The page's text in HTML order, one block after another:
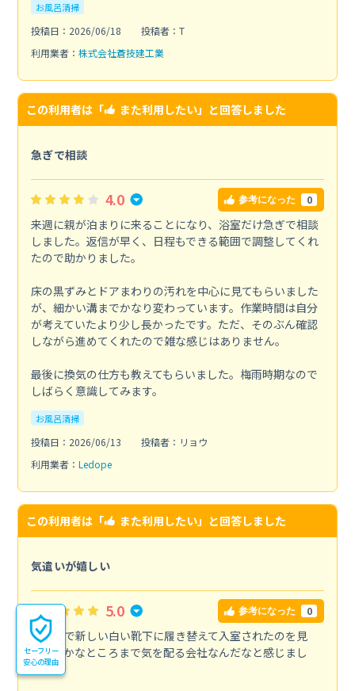
お風呂清掃
投稿日：2026/06/18
投稿者：T
利用業者： 株式会社蒼技建工業
この利用者は「 また利用したい」と回答しました
急ぎで相談
4.0 参考になった 0
来週に親が泊まりに来ることになり、浴室だけ急ぎで相談
しました。返信が早く、日程もできる範囲で調整してくれ
たので助かりました。
床の黒ずみとドアまわりの汚れを中心に見てもらいました
が、細かい溝までかなり変わっています。作業時間は自分
が考えていたより少し長かったです。ただ、そのぶん確認
しながら進めてくれたので雑な感じはありません。
最後に換気の仕方も教えてもらいました。梅雨時期なので
しばらく意識してみます。
お風呂清掃
投稿日：2026/06/13
投稿者：リョウ
利用業者： Ledope
この利用者は「 また利用したい」と回答しました
気遣いが嬉しい
5.0 参考になった 0
玄関先で新しい白い靴下に履き替えて入室されたのを見
て、細かなところまで気を配る会社なんだなと感じまし
た。
セーフリー
安心の理由